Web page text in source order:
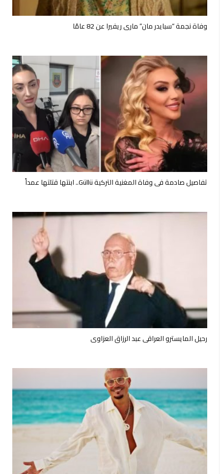
وفاة نجمة “سبايدر مان” ماري ريفيرا عن 82 عامًا
تفاصيل صادمة في وفاة المغنية التركية Güllü.. ابنتها قتلتها عمداً
رحيل المايسترو العراقي عبد الرزاق العزاوي